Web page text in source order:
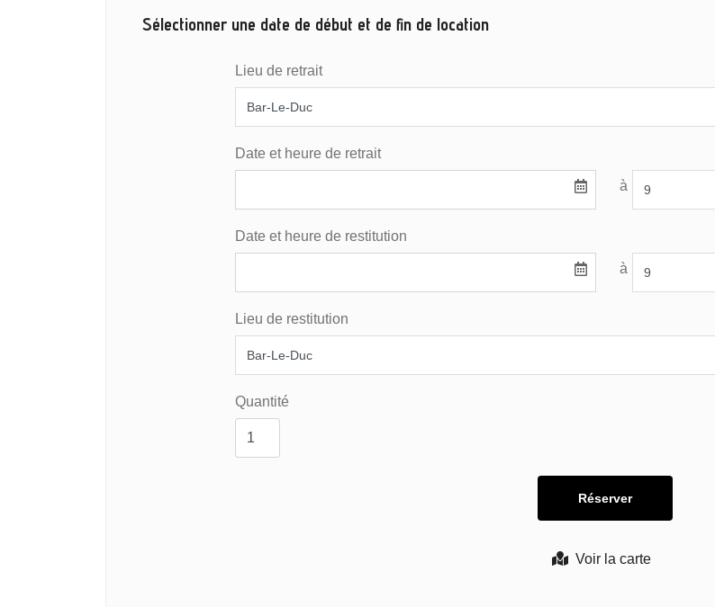
Sélectionner une date de début et de fin de location
Voir la carte
Lieu de retrait
Date et heure de retrait
à
Date et heure de restitution
à
Lieu de restitution
Quantité